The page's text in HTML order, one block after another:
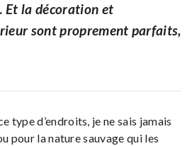
Et la décoration et
sont proprement parfaits,
type d’endroits, je ne sais jamais
pour la nature sauvage qui les